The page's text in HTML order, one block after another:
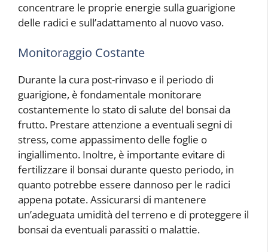
concentrare le proprie energie sulla guarigione
delle radici e sull’adattamento al nuovo vaso.
Monitoraggio Costante
Durante la cura post-rinvaso e il periodo di
guarigione, è fondamentale monitorare
costantemente lo stato di salute del bonsai da
frutto. Prestare attenzione a eventuali segni di
stress, come appassimento delle foglie o
ingiallimento. Inoltre, è importante evitare di
fertilizzare il bonsai durante questo periodo, in
quanto potrebbe essere dannoso per le radici
appena potate. Assicurarsi di mantenere
un’adeguata umidità del terreno e di proteggere il
bonsai da eventuali parassiti o malattie.